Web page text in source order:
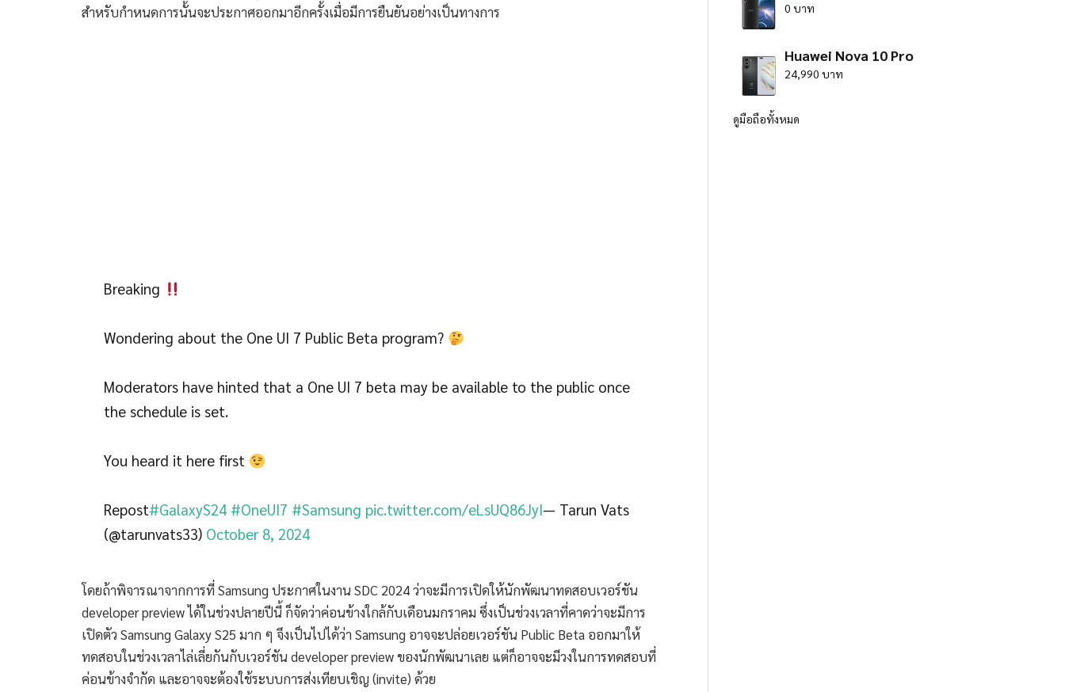
สำหรับกำหนดการนั้นจะประกาศออกมาอีกครั้งเมื่อมีการยืนยันอย่างเป็นทางการ
Breaking
Wondering about the One UI 7 Public Beta program?
Moderators have hinted that a One UI 7 beta may be available to the public once
the schedule is set.
You heard it here first
Repost#GalaxyS24 #OneUI7 #Samsung pic.twitter.com/eLsUQ86JyI— Tarun Vats
(@tarunvats33) October 8, 2024
โดยถ้าพิจารณาจากการที่ Samsung ประกาศในงาน SDC 2024 ว่าจะมีการเปิดให้นักพัฒนาทดสอบเวอร์ชัน
developer preview ได้ในช่วงปลายปีนี้ ก็จัดว่าค่อนข้างใกล้กับเดือนมกราคม ซึ่งเป็นช่วงเวลาที่คาดว่าจะมีการ
เปิดตัว Samsung Galaxy S25 มาก ๆ จึงเป็นไปได้ว่า Samsung อาจจะปล่อยเวอร์ชัน Public Beta ออกมาให้
ทดสอบในช่วงเวลาไล่เลี่ยกันกับเวอร์ชัน developer preview ของนักพัฒนาเลย แต่ก็อาจจะมีวงในการทดสอบที่
ค่อนข้างจำกัด และอาจจะต้องใช้ระบบการส่งเทียบเชิญ (invite) ด้วย
0 บาท
Huawei Nova 10 Pro
24,990 บาท
ดูมือถือทั้งหมด